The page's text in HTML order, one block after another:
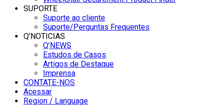
SUPORTE
Suporte ao cliente
Suporte/Perguntas Frequentes
Q’NOTICIAS
Q’NEWS
Estudos de Casos
Artigos de Destaque
Imprensa
CONTATE-NOS
Acessar
Region / Language